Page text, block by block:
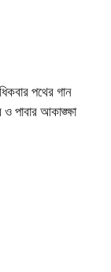
পথের গান
ও পাবার আকাঙ্ক্ষা